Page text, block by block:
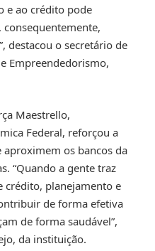
e ao crédito pode
destacou o secretário de
Empreendedorismo,
Maestrello,
Federal, reforçou a
os bancos da
“Quando a gente traz
crédito, planejamento e
de forma efetiva
de forma saudável”,
da instituição.